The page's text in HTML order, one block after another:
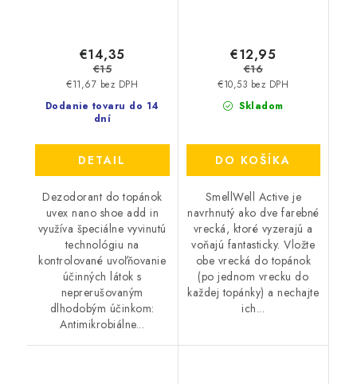
Dodanie tovaru do 14
dní
€11,67 bez DPH
€14,35
€15
DETAIL
Dezodorant do topánok
uvex nano shoe add in
využíva špeciálne vyvinutú
technológiu na
kontrolované uvoľňovanie
účinných látok s
neprerušovaným
dlhodobým účinkom:
Antimikrobiálne...
Skladom
€10,53 bez DPH
€12,95
€16
DO KOŠÍKA
SmellWell Active je
navrhnutý ako dve farebné
vrecká, ktoré vyzerajú a
voňajú fantasticky. Vložte
obe vrecká do topánok
(po jednom vrecku do
každej topánky) a nechajte
ich...